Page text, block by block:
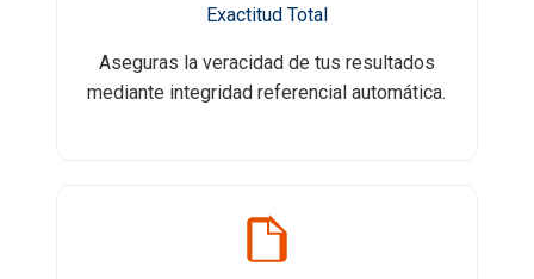
Exactitud Total
Aseguras la veracidad de tus resultados
mediante integridad referencial automática.